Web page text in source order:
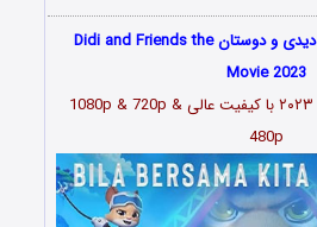
دانلود رایگان انیمیشن دیدی و دوستان Didi and Friends the
Movie 2023
با کیفیت عالی 1080p & 720p &
480p